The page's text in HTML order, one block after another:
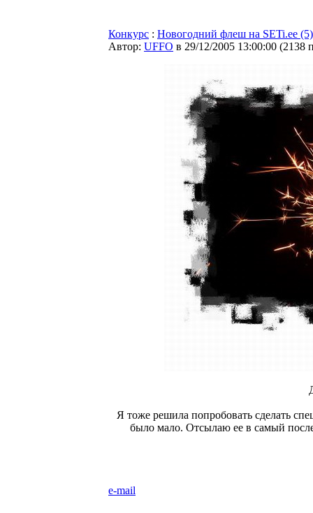
Конкурс : Новогодний флеш на SETi.ee (5)
Автор: UFFO в 29/12/2005 13:00:00 (2138
Я тоже решила попробовать сделать
было мало. Отсылаю ее в самый
e-mail